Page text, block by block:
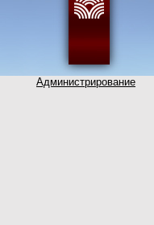
Администрирование